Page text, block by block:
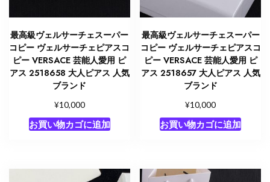
最高級ヴェルサーチェスーパー
コピー ヴェルサーチェピアスコ
ピー VERSACE 芸能人愛用 ピ
アス 2518658 大人ピアス 人気
ブランド
¥10,000
お買い物カゴに追加
最高級ヴェルサーチェスーパー
コピー ヴェルサーチェピアスコ
ピー VERSACE 芸能人愛用 ピ
アス 2518657 大人ピアス 人気
ブランド
¥10,000
お買い物カゴに追加